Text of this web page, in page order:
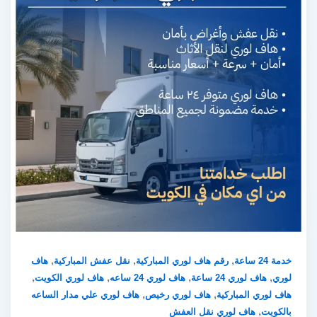
خدمة 24 ساعة ,رقم هاف لوري المباركية, نقل عفش المباركية,هاف
لوري,هاف لوري 24 ساعة ,هاف لوري 24 ساعه ,هاف لوري الكويت,
هاف لوري المباركية,هاف لوري رخيص,هاف لوري علي مدار الساعه
بالكويت,هاف لوري نقل العفش